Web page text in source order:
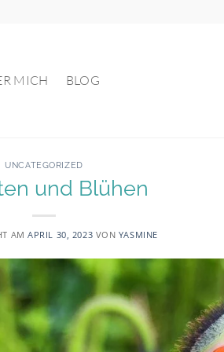
MICH BLOG
UNCATEGORIZED
und Blühen
AMAPRIL 30, 2023 VON YASMINE